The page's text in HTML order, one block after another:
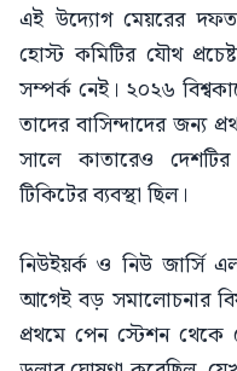
এই উদ্যোগ মেয়রের
হোস্ট কমিটির যৌথ
সম্পর্ক নেই। ২০২৬
তাদের বাসিন্দাদের জন্য
সালে কাতারেও
টিকিটের ব্যবস্থা ছিল।
নিউইয়র্ক ও নিউ জার্সি
আগেই বড় সমালোচনার
প্রথমে পেন স্টেশন থেকে